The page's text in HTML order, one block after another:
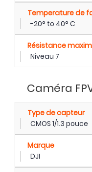
Temperature de
-20° to 40° C
Résistance
Niveau 7
Caméra
Type de capteur
CMOS 1/1.3 pouce
Marque
DJI